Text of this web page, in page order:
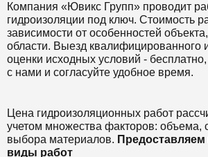
Компания «Ювикс Групп» проводит
гидроизоляции под ключ. Стоимость
зависимости от особенностей
области. Выезд квалифицированного
оценки исходных условий -
с нами и согласуйте удобное время.
Цена гидроизоляционных работ
учетом множества факторов: объема,
выбора материалов.
виды работ